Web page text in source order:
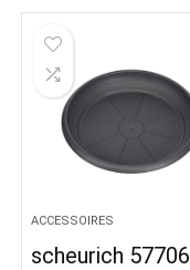
ACCESSOIRES
scheurich 57706